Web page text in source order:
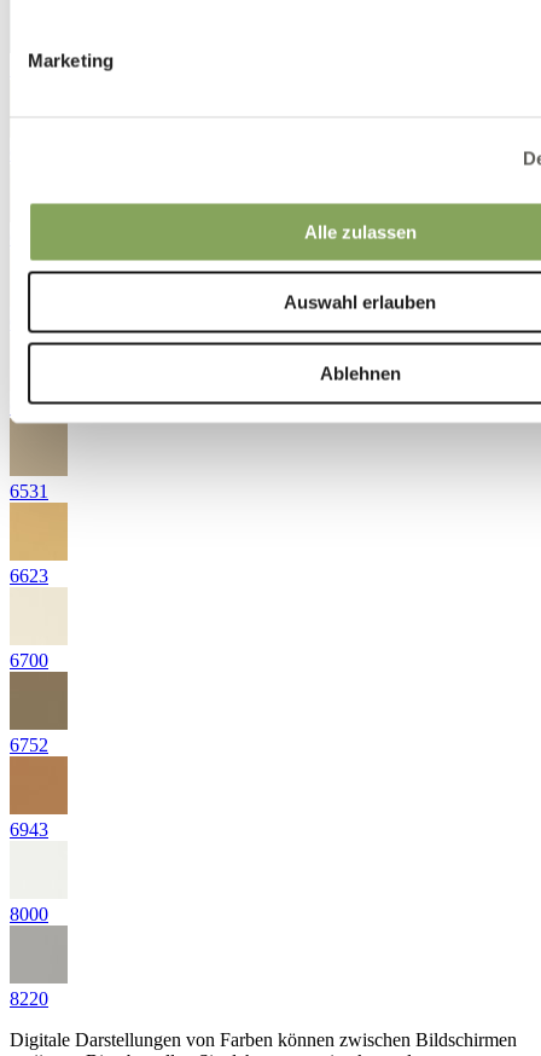
Marketing
Alle zulassen
Auswahl erlauben
Ablehnen
5472
6510
6531
6623
6700
6752
6943
8000
8220
Digitale Darstellungen von Farben können zwischen Bildschirmen